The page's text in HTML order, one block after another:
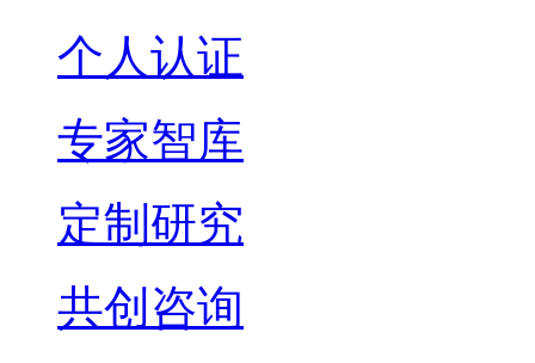
个人认证
专家智库
定制研究
共创咨询